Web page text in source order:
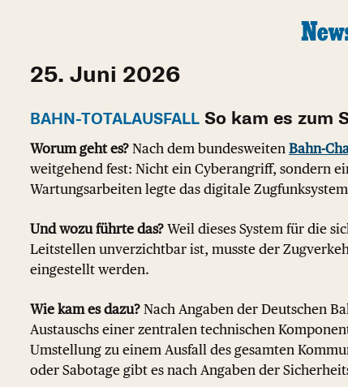
25. Juni 2026
BAHN-TOTALAUSFALL So kam es zum
Worum geht es? Nach dem bundesweiten Bahn-
weitgehend fest: Nicht ein Cyberangriff, sondern
Wartungsarbeiten legte das digitale
Und wozu führte das? Weil dieses System für die
Leitstellen unverzichtbar ist, musste der
eingestellt werden.
Wie kam es dazu? Nach Angaben der Deutschen
Austauschs einer zentralen technischen
Umstellung zu einem Ausfall des gesamten
oder Sabotage gibt es nach Angaben der